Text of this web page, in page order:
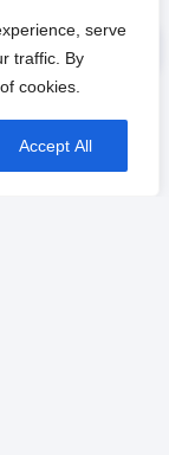
serve
traffic. By
cookies.
Accept All